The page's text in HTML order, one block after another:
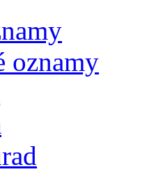
oznamy